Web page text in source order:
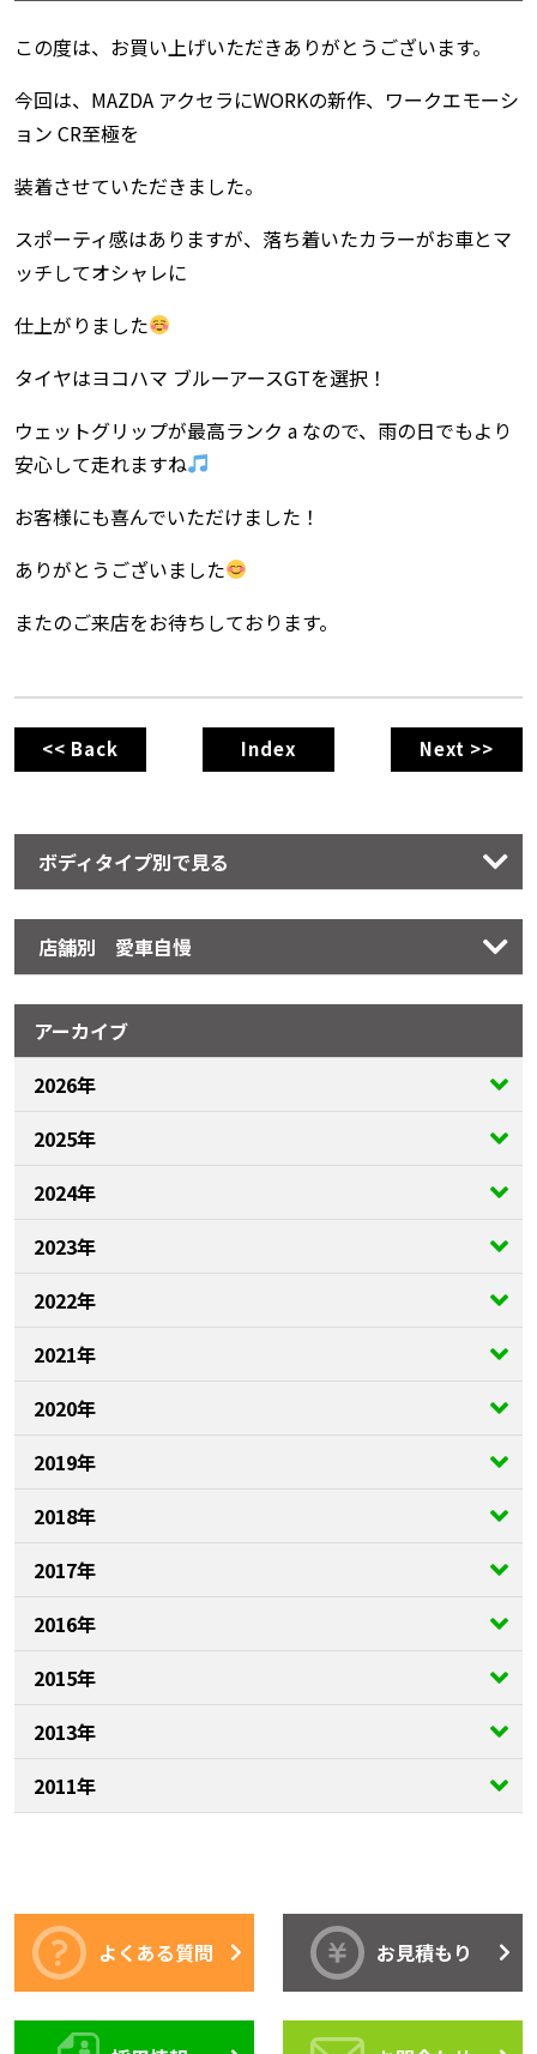
この度は、お買い上げいただきありがとうございます。
今回は、MAZDA アクセラにWORKの新作、ワークエモーシ
ョン CR至極を
装着させていただきました。
スポーティ感はありますが、落ち着いたカラーがお車とマ
ッチしてオシャレに
仕上がりました
タイヤはヨコハマ ブルーアースGTを選択！
ウェットグリップが最高ランク a なので、雨の日でもより
安心して走れますね
お客様にも喜んでいただけました！
ありがとうございました
またのご来店をお待ちしております。
<< Back Index Next >>
ボディタイプ別で見る
店舗別 愛車自慢
アーカイブ
2026年
2025年
2024年
2023年
2022年
2021年
2020年
2019年
2018年
2017年
2016年
2015年
2013年
2011年
よくある質問 お見積もり